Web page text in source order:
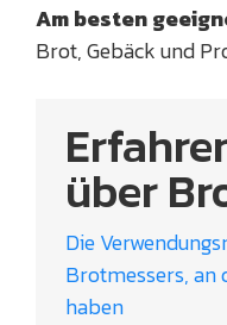
Am besten
Brot, Gebäck und
über
Die
Brotmessers, an
haben